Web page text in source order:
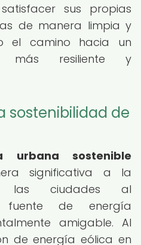
sus propias
de manera limpia y
el camino hacia un
más resiliente y
sostenibilidad de
urbana sostenible
significativa a la
las ciudades al
fuente de energía
amigable. Al
de energía eólica en